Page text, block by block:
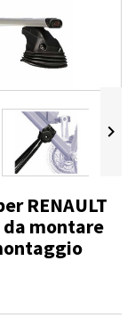

RENAULT
da montare